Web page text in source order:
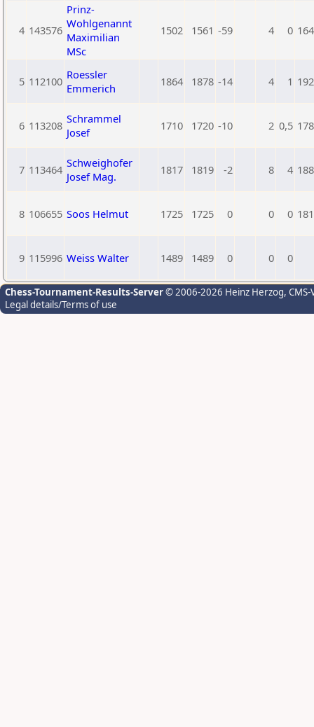
4 143576
Prinz-
Wohlgenannt
Maximilian
MSc
1502 1561 -59 4 0
5 112100 Roessler
Emmerich
1864 1878 -14 4 1
6 113208 Schrammel
Josef
1710 1720 -10 2 0,5
7 113464 Schweighofer
Josef Mag.
1817 1819 -2 8 4
8 106655 Soos Helmut 1725 1725 0 0 0
9 115996 Weiss Walter 1489 1489 0 0 0
Chess-Tournament-Results-Server© 2006-2026 Heinz Herzog,
Legal details/Terms of use